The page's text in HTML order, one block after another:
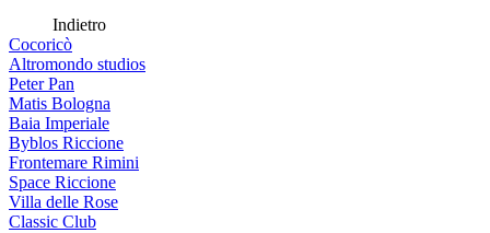
Indietro
Cocoricò
Altromondo studios
Peter Pan
Matis Bologna
Baia Imperiale
Byblos Riccione
Frontemare Rimini
Space Riccione
Villa delle Rose
Classic Club